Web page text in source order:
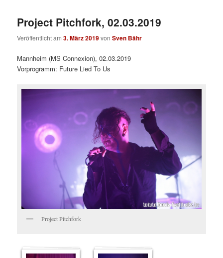
Project Pitchfork, 02.03.2019
Veröffentlicht am3. März 2019vonSven Bähr
Mannheim (MS Connexion), 02.03.2019
Vorprogramm: Future Lied To Us
Project Pitchfork